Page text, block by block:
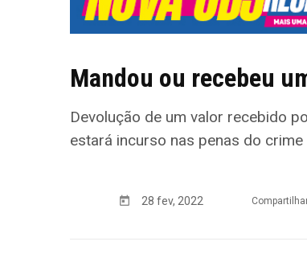
Mandou ou recebeu
Devolução de um valor recebido
estará incurso nas penas do
28 fev, 2022